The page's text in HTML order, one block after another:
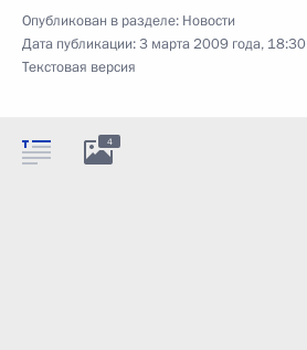
Опубликован в разделе: Новости
Дата публикации:3 марта 2009 года, 18:30
Текстовая версия
4